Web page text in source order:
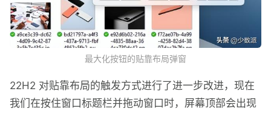
最大化按钮的贴靠布局弹窗
22H2 对贴靠布局的触发方式进行了进一步改进，现在
我们在按住窗口标题栏并拖动窗口时，屏幕顶部会出现